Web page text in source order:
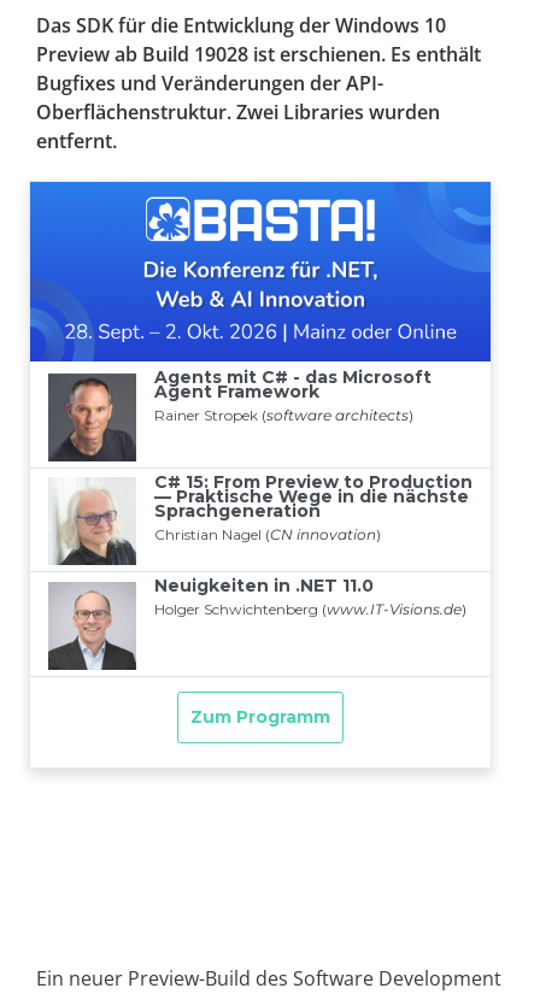
Das SDK für die Entwicklung der Windows 10
Preview ab Build 19028 ist erschienen. Es enthält
Bugfixes und Veränderungen der API-
Oberflächenstruktur. Zwei Libraries wurden
entfernt.
Ein neuer Preview-Build des Software Development